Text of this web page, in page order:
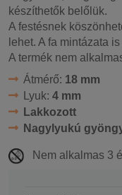
készíthetők belőlük.
A festésnek
lehet. A fa mintázata
A termék nem
Átmérő: 18 mm
Lyuk: 4 mm
Lakkozott
Nagylyukú
Nem alkalmas 3